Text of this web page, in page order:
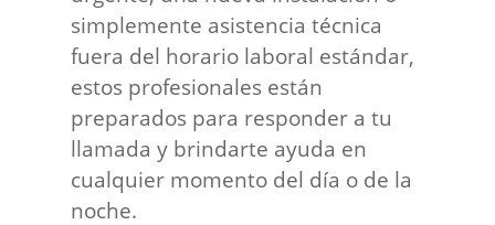
simplemente asistencia técnica
fuera del horario laboral estándar,
estos profesionales están
preparados para responder a tu
llamada y brindarte ayuda en
cualquier momento del día o de la
noche.